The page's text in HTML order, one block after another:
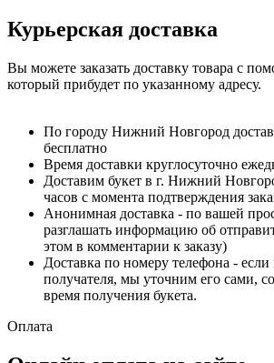
Курьерская доставка
Вы можете заказать доставку товара с
который прибудет по указанному адресу.
По городу Нижний Новгород
бесплатно
Время доставки круглосуточно
Доставим букет в г. Нижний
часов с момента подтверждения
Анонимная доставка - по вашей
разглашать информацию об
этом в комментарии к заказу)
Доставка по номеру телефона - если
получателя, мы уточним его сами,
время получения букета.
Оплата